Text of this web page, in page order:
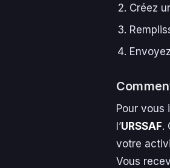
Créez
Pour vous
l’URSSAF.
votre
Vous